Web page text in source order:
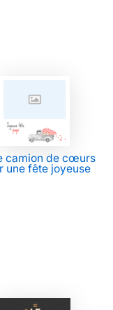
camion de cœurs
une fête joyeuse